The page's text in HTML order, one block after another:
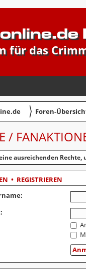
für das
〉 Foren-
/
ausreichenden
• REGISTRIEREN